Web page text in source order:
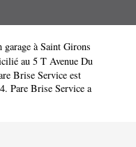
garage à Saint Girons
au 5 T Avenue Du
Brise Service est
Pare Brise Service a